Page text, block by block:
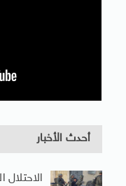
أحدث الأخبار